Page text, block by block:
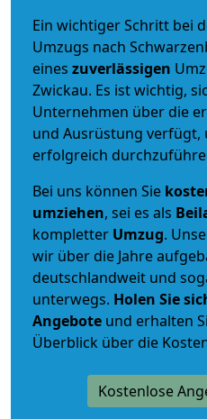
Ein wichtiger Schritt bei
Umzugs nach
eines zuverlässigen
Zwickau. Es ist wichtig,
Unternehmen über die
und Ausrüstung verfügt,
erfolgreich
Bei uns können Sie
umziehen, sei es als
kompletter Umzug.
wir über die Jahre
deutschlandweit und
unterwegs. Holen Sie
Angebote und erhalten
Überblick über die
Kostenlose